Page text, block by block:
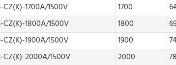
CZ(K)-1700A/1500V
1700
CZ(K)-1800A/1500V
1800
CZ(K)-1900A/1500V
1900
CZ(K)-2000A/1500V
2000